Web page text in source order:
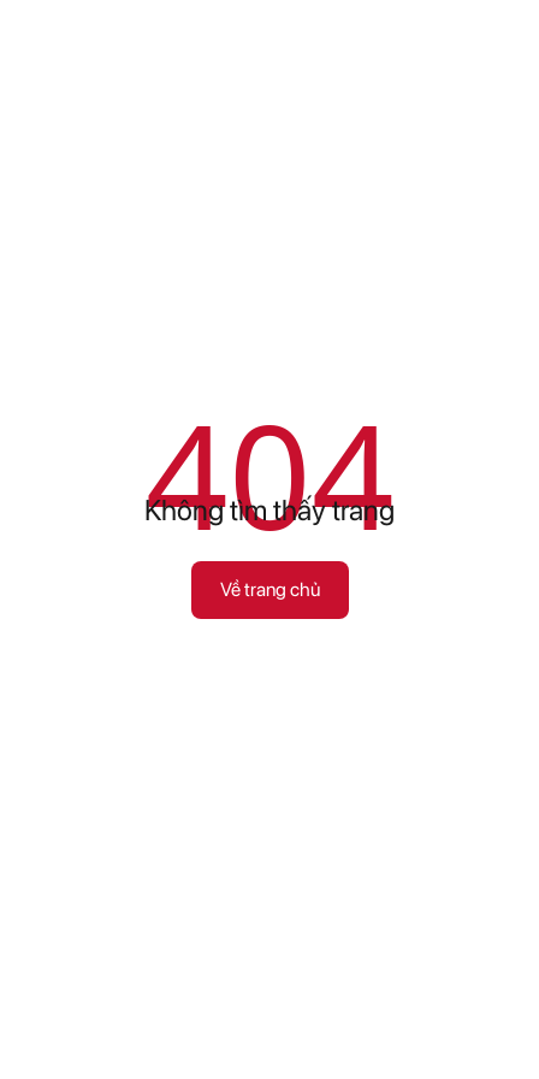
404
Không tìm thấy trang
Về trang chủ